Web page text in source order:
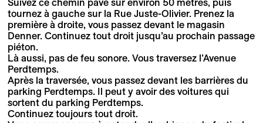
Suivez ce chemin pavé sur environ 50 mètres, puis
tournez à gauche sur la Rue Juste-Olivier. Prenez la
première à droite, vous passez devant le magasin
Denner. Continuez tout droit jusqu’au prochain passage
piéton.
Là aussi, pas de feu sonore. Vous traversez l’Avenue
Perdtemps.
Après la traversée, vous passez devant les barrières du
parking Perdtemps. Il peut y avoir des voitures qui
sortent du parking Perdtemps.
Continuez toujours tout droit.